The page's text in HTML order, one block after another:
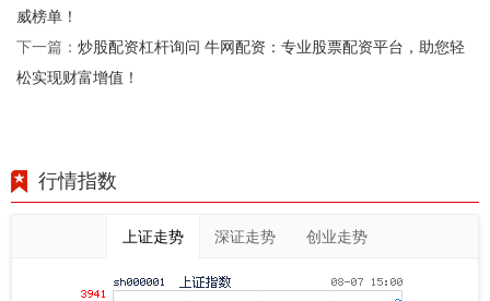
威榜单！
下一篇： 炒股配资杠杆询问 牛网配资：专业股票配资平台，助您轻
松实现财富增值！
行情指数
上证走势 深证走势 创业走势